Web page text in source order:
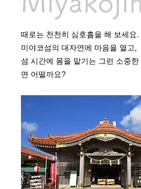
때로는 천천히 심호흡을 해 보세요.
미야코섬의 대자연에 마음을 열고,
섬 시간에 몸을 맡기는 그런 소중한
면 어떨까요?